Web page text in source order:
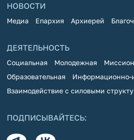
НОВОСТИ
Медиа Епархия Архиерей
ДЕЯТЕЛЬНОСТЬ
Социальная Молодежная
Образовательная
Информационно-
Взаимодействие с силовыми
ПОДПИСЫВАЙТЕСЬ: